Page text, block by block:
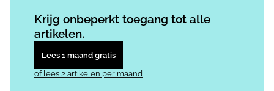
Krijg onbeperkt toegang tot alle
artikelen.
Lees 1 maand gratis
of lees 2 artikelen per maand